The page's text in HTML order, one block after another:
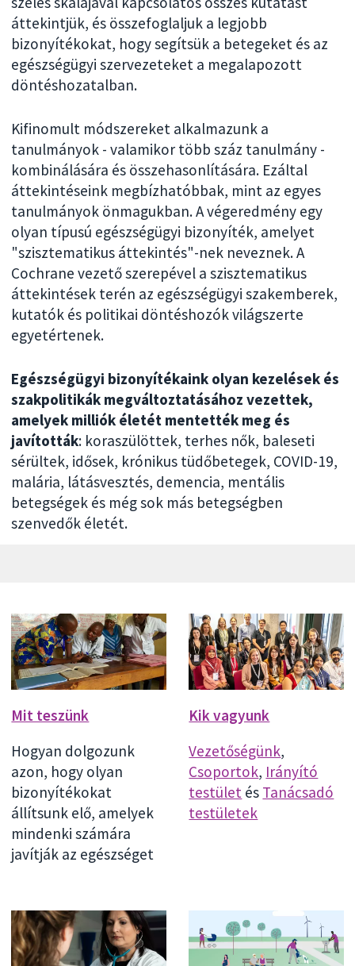
áttekintjük, és összefoglaljuk a legjobb
bizonyítékokat, hogy segítsük a betegeket és az
egészségügyi szervezeteket a megalapozott
döntéshozatalban.
Kifinomult módszereket alkalmazunk a
tanulmányok - valamikor több száz tanulmány -
kombinálására és összehasonlítására. Ezáltal
áttekintéseink megbízhatóbbak, mint az egyes
tanulmányok önmagukban. A végeredmény egy
olyan típusú egészségügyi bizonyíték, amelyet
"szisztematikus áttekintés"-nek neveznek. A
Cochrane vezető szerepével a szisztematikus
áttekintések terén az egészségügyi szakemberek,
kutatók és politikai döntéshozók világszerte
egyetértenek.
Egészségügyi bizonyítékaink olyan kezelések és
szakpolitikák megváltoztatásához vezettek,
amelyek milliók életét mentették meg és
javították: koraszülöttek, terhes nők, baleseti
sérültek, idősek, krónikus tüdőbetegek, COVID-19,
malária, látásvesztés, demencia, mentális
betegségek és még sok más betegségben
szenvedők életét.
Mit teszünk
Hogyan dolgozunk
azon, hogy olyan
bizonyítékokat
állítsunk elő, amelyek
mindenki számára
javítják az egészséget
Kik vagyunk
Vezetőségünk,
Csoportok, Irányító
testület és Tanácsadó
testületek